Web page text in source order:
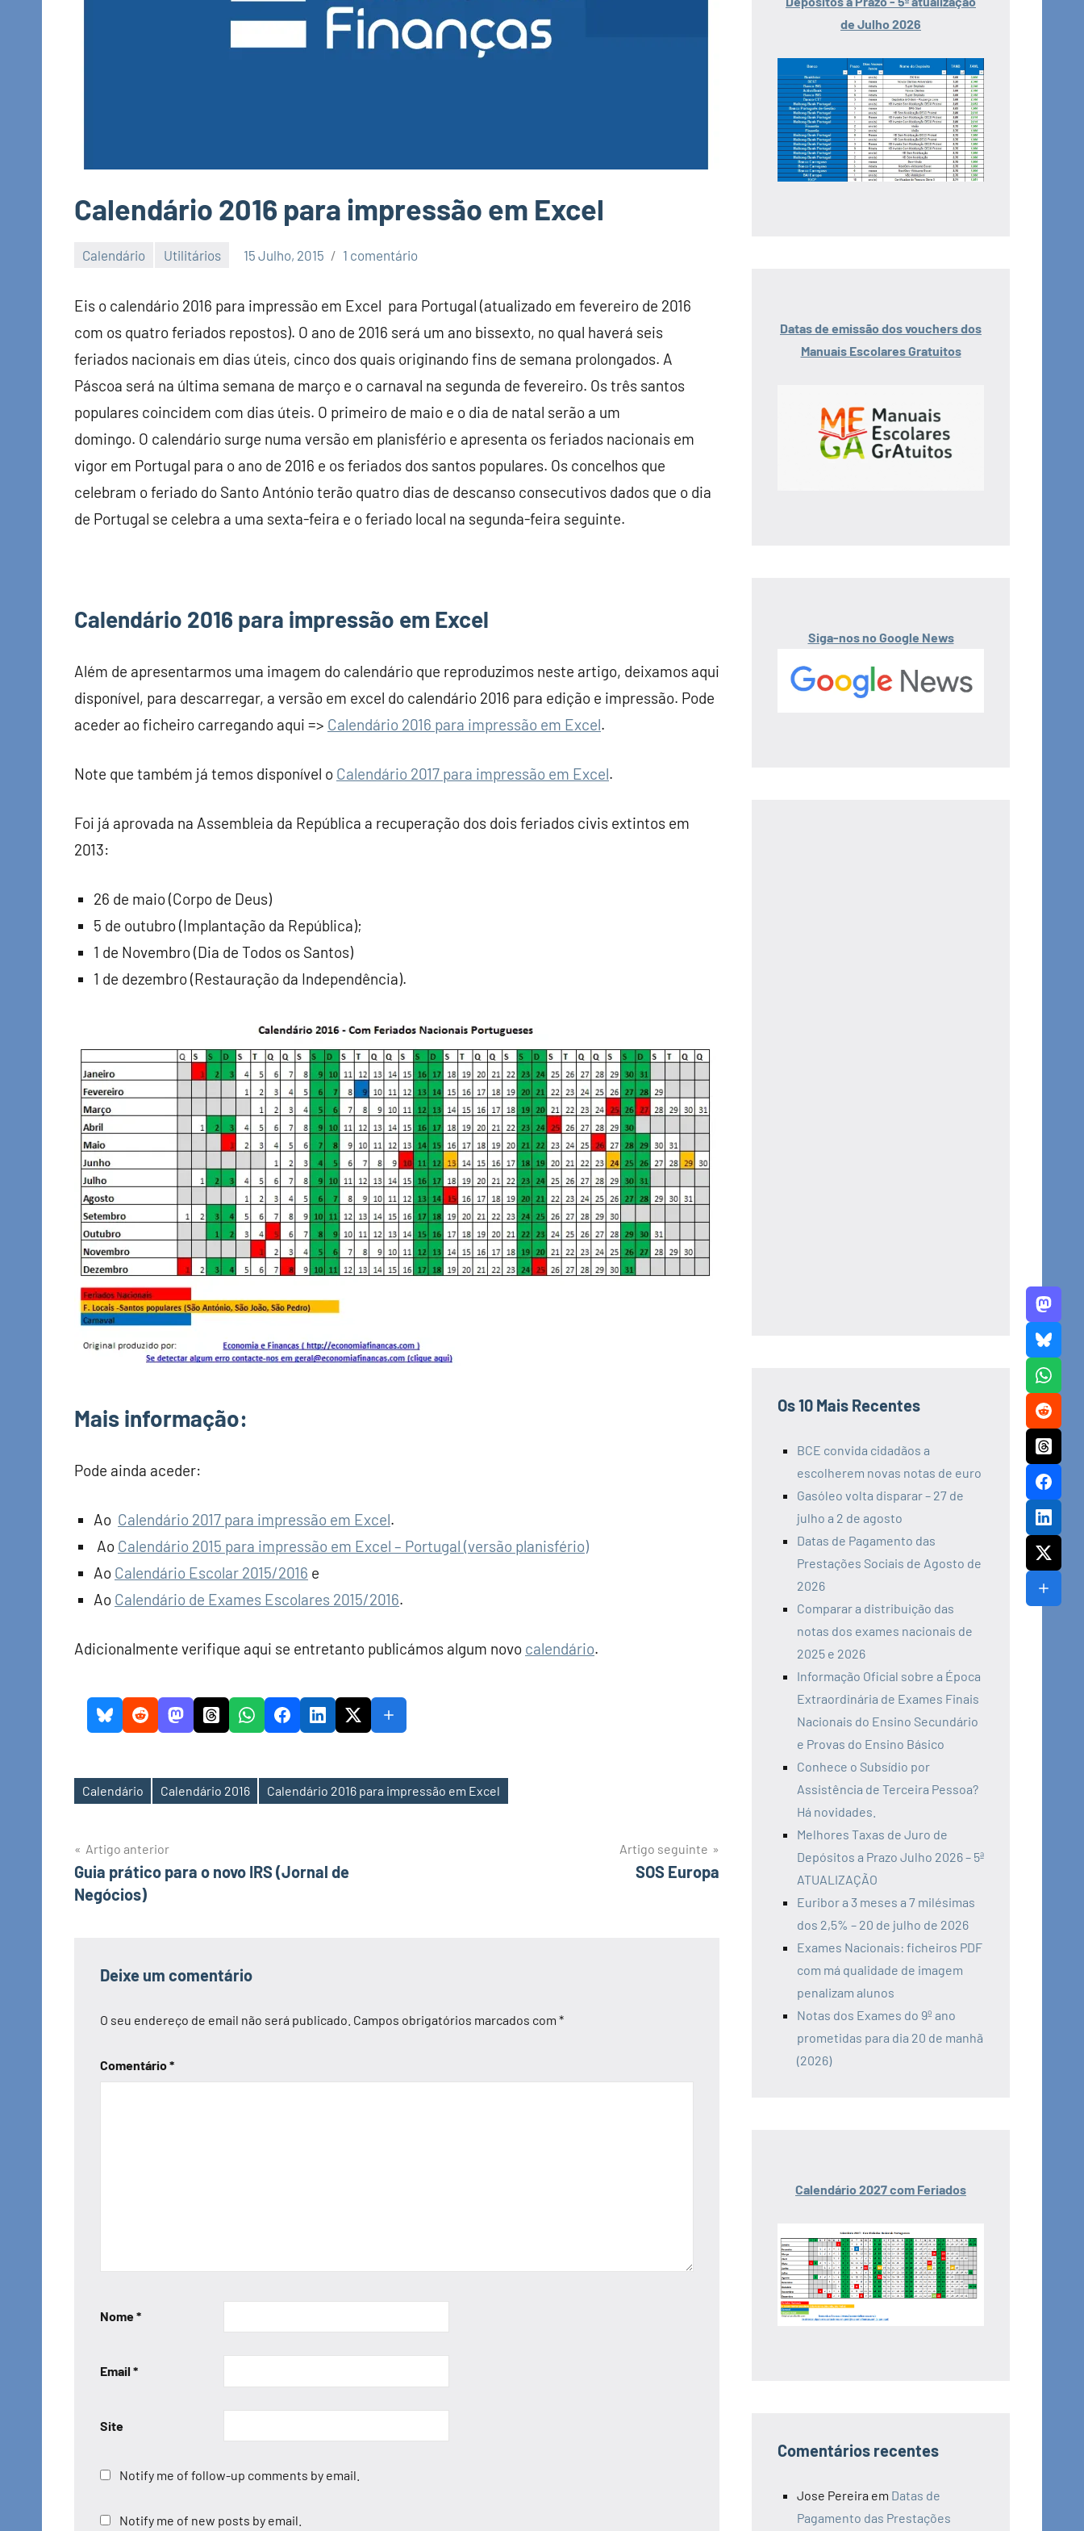
Calendário 2016 para impressão em Excel
Calendário Utilitários 15 Julho, 2015
Finanças
1 comentário
Eis o calendário 2016 para impressão em Excel para Portugal (atualizado em fevereiro de 2016
com os quatro feriados repostos). O ano de 2016 será um ano bissexto, no qual haverá seis
feriados nacionais em dias úteis, cinco dos quais originando fins de semana prolongados. A
Páscoa será na última semana de março e o carnaval na segunda de fevereiro. Os três santos
populares coincidem com dias úteis. O primeiro de maio e o dia de natal serão a um
domingo. O calendário surge numa versão em planisfério e apresenta os feriados nacionais em
vigor em Portugal para o ano de 2016 e os feriados dos santos populares. Os concelhos que
celebram o feriado do Santo António terão quatro dias de descanso consecutivos dados que o dia
de Portugal se celebra a uma sexta-feira e o feriado local na segunda-feira seguinte.
Calendário 2016 para impressão em Excel
Além de apresentarmos uma imagem do calendário que reproduzimos neste artigo, deixamos aqui
disponível, para descarregar, a versão em excel do calendário 2016 para edição e impressão. Pode
aceder ao ficheiro carregando aqui => Calendário 2016 para impressão em Excel.
Note que também já temos disponível o Calendário 2017 para impressão em Excel.
Foi já aprovada na Assembleia da República a recuperação dos dois feriados civis extintos em
2013:
26 de maio (Corpo de Deus)
5 de outubro (Implantação da República);
1 de Novembro (Dia de Todos os Santos)
1 de dezembro (Restauração da Independência).
Mais informação:
Pode ainda aceder:
Ao Calendário 2017 para impressão em Excel.
Ao Calendário 2015 para impressão em Excel – Portugal (versão planisfério)
Ao Calendário Escolar 2015/2016 e
Ao Calendário de Exames Escolares 2015/2016.
Adicionalmente verifique aqui se entretanto publicámos algum novo calendário.
Etiquetas
Calendário Calendário 2016 Calendário 2016 para impressão em Excel
Navegação
de
Artigo anterior
Guia prático para o novo IRS (Jornal de
Negócios)
Artigo seguinte
SOS Europa
Deixe um comentário
O seu endereço de email não será publicado. Campos obrigatórios marcados com *
Comentário*
Nome*
Email *
Site
Notify me of follow-up comments by email.
Notify me of new posts by email.
de Julho 2026
Datas de emissão dos vouchers dos
Manuais Escolares Gratuitos
Siga-nos no Google News
Os 10 Mais Recentes
BCE convida cidadãos a
escolherem novas notas de euro
Gasóleo volta disparar – 27 de
julho a 2 de agosto
Datas de Pagamento das
Prestações Sociais de Agosto de
2026
Comparar a distribuição das
notas dos exames nacionais de
2025 e 2026
Informação Oficial sobre a Época
Extraordinária de Exames Finais
Nacionais do Ensino Secundário
e Provas do Ensino Básico
Conhece o Subsídio por
Assistência de Terceira Pessoa?
Há novidades.
Melhores Taxas de Juro de
Depósitos a Prazo Julho 2026 – 5ª
ATUALIZAÇÃO
Euribor a 3 meses a 7 milésimas
dos 2,5% – 20 de julho de 2026
Exames Nacionais: ficheiros PDF
com má qualidade de imagem
penalizam alunos
Notas dos Exames do 9º ano
prometidas para dia 20 de manhã
(2026)
Calendário 2027 com Feriados
Comentários recentes
Jose Pereira em Datas de
Pagamento das Prestações